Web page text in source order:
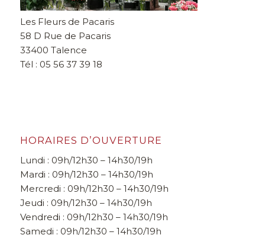
Les Fleurs de Pacaris
58 D Rue de Pacaris
33400 Talence
Tél : 05 56 37 39 18
HORAIRES D’OUVERTURE
Lundi : 09h/12h30 – 14h30/19h
Mardi : 09h/12h30 – 14h30/19h
Mercredi : 09h/12h30 – 14h30/19h
Jeudi : 09h/12h30 – 14h30/19h
Vendredi : 09h/12h30 – 14h30/19h
Samedi : 09h/12h30 – 14h30/19h